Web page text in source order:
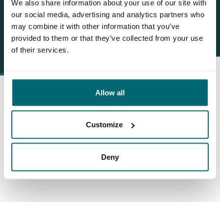
We also share information about your use of our site with
our social media, advertising and analytics partners who
may combine it with other information that you’ve
provided to them or that they’ve collected from your use
of their services.
Allow all
Customize
Deny
Darum buchen Sie bei The
Carp Specialist